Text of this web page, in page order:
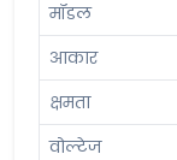
मॉडल
आकार
क्षमता
वोल्टेज